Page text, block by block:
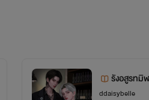
รังอสูรทมิ
ddaisybelle